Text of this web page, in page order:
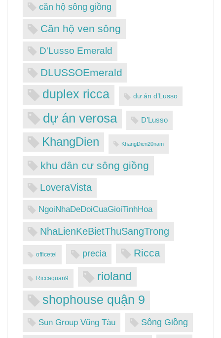
căn hộ sông giồng
Căn hộ ven sông
D'Lusso Emerald
DLUSSOEmerald
duplex ricca dự án d’Lusso
dự án verosa D’Lusso
KhangDien KhangDien20nam
khu dân cư sông giồng
LoveraVista
NgoiNhaDeDoiCuaGioiTinhHoa
NhaLienKeBietThuSangTrong
officetel precia Ricca
Riccaquan9
rioland
shophouse quận 9
Sun Group Vũng Tàu Sông Giồng